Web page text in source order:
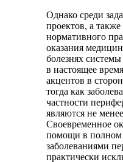
Однако среди
проектов, а
нормативного
оказания
болезнях
в настоящее
акцентов в
тогда как
частности
являются не
Своевременное
помощи в полном
заболеваниями
практически